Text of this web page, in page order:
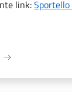
link: